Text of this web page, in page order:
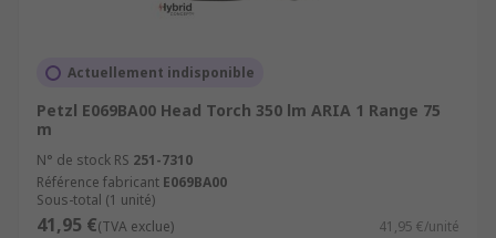
Actuellement indisponible
Petzl E069BA00 Head Torch 350 lm ARIA 1 Range 75
m
N° de stock RS 251-7310
Référence fabricant E069BA00
Sous-total (1 unité)
41,95 €(TVA exclue) 41,95 €/unité